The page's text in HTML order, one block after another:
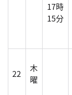
17時
15分
22
木
曜